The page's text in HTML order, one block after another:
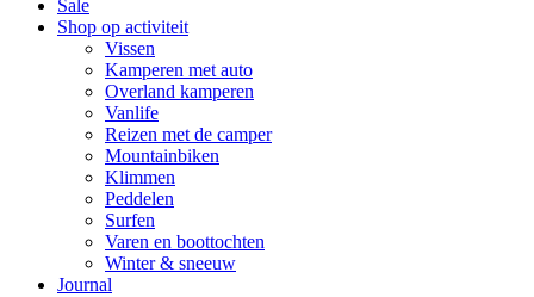
Sale
Shop op activiteit
Vissen
Kamperen met auto
Overland kamperen
Vanlife
Reizen met de camper
Mountainbiken
Klimmen
Peddelen
Surfen
Varen en boottochten
Winter & sneeuw
Journal